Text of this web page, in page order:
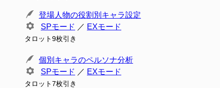
登場人物の役割別キャラ設定
SPモード ／ EXモード
タロット9枚引き
個別キャラのペルソナ分析
SPモード ／ EXモード
タロット7枚引き